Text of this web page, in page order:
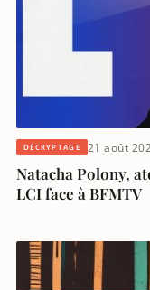
DÉCRYPTAGE 21 août
Natacha Polony,
LCI face à BFMTV